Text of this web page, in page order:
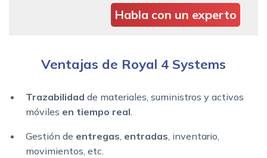
Habla con un experto
Ventajas de Royal 4 Systems
Trazabilidad de materiales, suministros y activos
móviles en tiempo real.
Gestión de entregas, entradas, inventario,
movimientos, etc.